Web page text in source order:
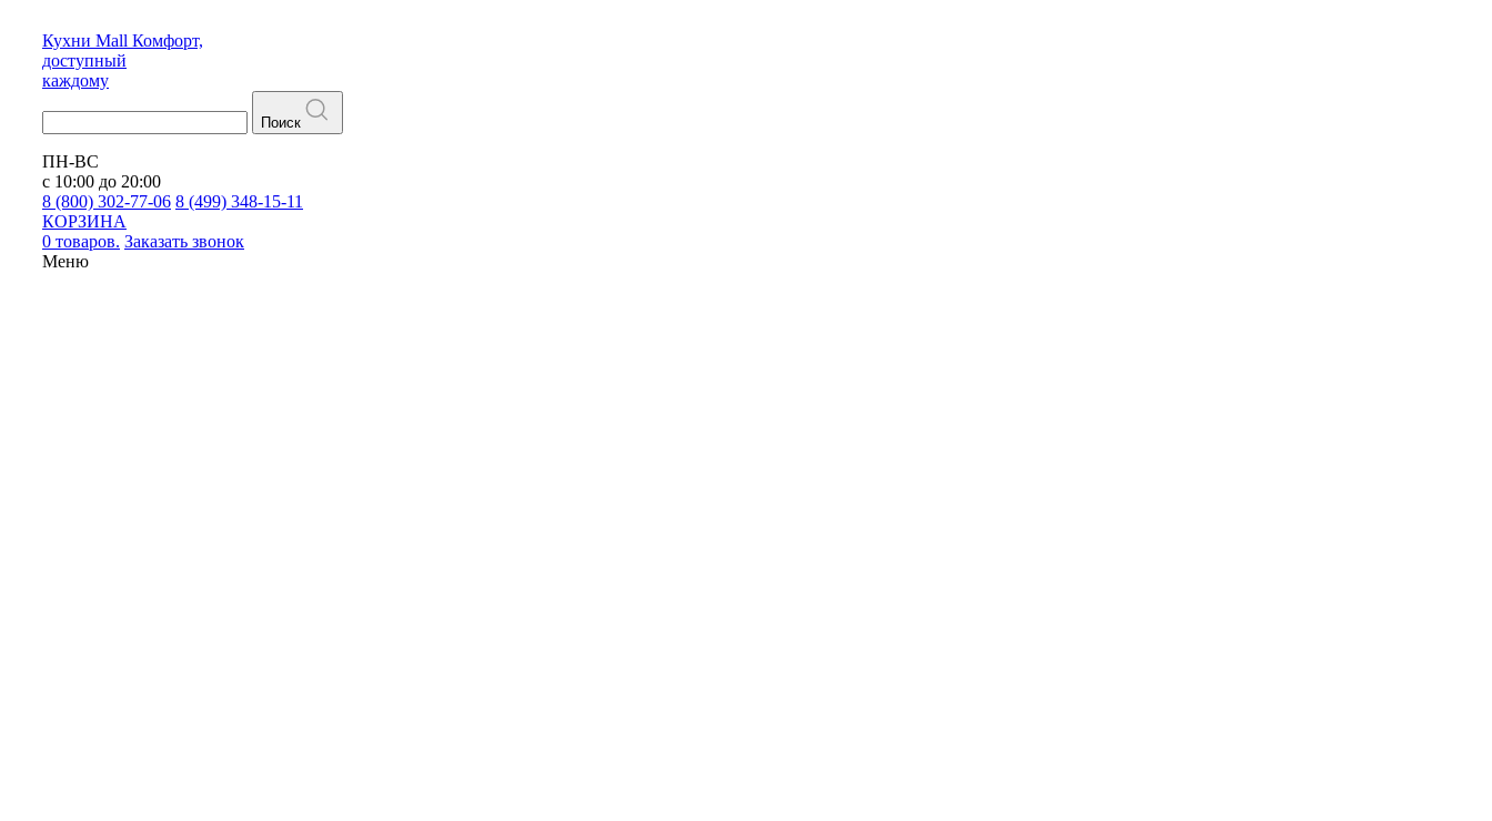
Кухни Mall Комфорт,
доступный
каждому
Поиск
ПН-ВС
с 10:00 до 20:00
8 (800) 302-77-06 8 (499) 348-15-11
КОРЗИНА
0 товаров. Заказать звонок
Меню